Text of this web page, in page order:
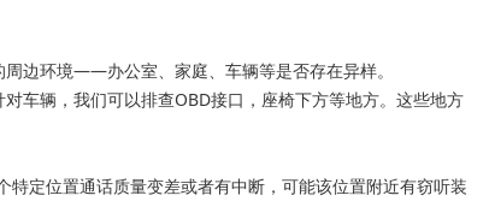
边环境——办公室、家庭、车辆等是否存在异样。
车辆，我们可以排查OBD接口，座椅下方等地方。这些地方
定位置通话质量变差或者有中断，可能该位置附近有窃听装